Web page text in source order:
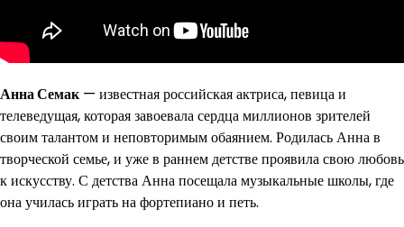
Анна Семак— известная российская актриса, певица и
телеведущая, которая завоевала сердца миллионов зрителей
своим талантом и неповторимым обаянием. Родилась Анна в
творческой семье, и уже в раннем детстве проявила свою любовь
к искусству. С детства Анна посещала музыкальные школы, где
она училась играть на фортепиано и петь.